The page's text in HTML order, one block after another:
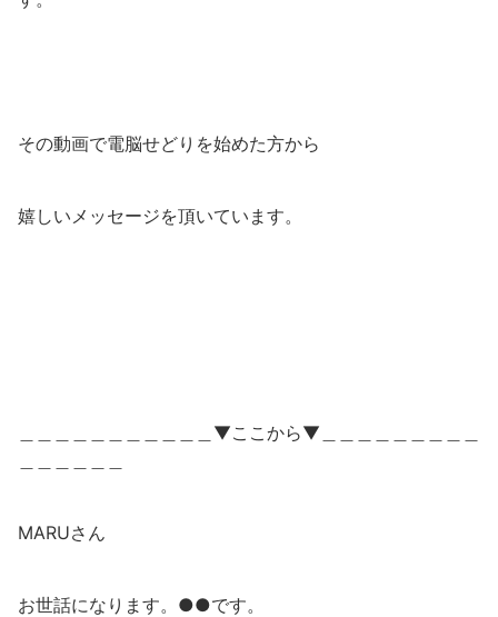
その動画で電脳せどりを始めた方から
嬉しいメッセージを頂いています。
＿＿＿＿＿＿＿＿＿＿＿▼ここから▼＿＿＿＿＿＿＿＿＿
MARUさん
お世話になります。●●です。